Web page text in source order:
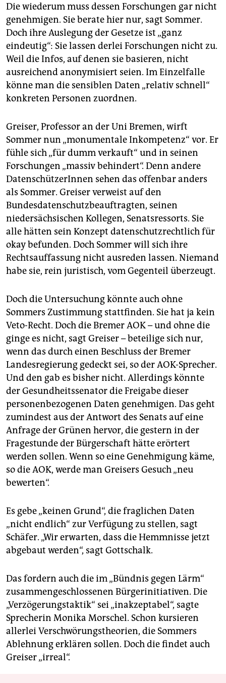
Die wiederum muss dessen Forschungen gar nicht
genehmigen. Sie berate hier nur, sagt Sommer.
Doch ihre Auslegung der Gesetze ist „ganz
eindeutig“: Sie lassen derlei Forschungen nicht zu.
Weil die Infos, auf denen sie basieren, nicht
ausreichend anonymisiert seien. Im Einzelfalle
könne man die sensiblen Daten „relativ schnell“
konkreten Personen zuordnen.
Greiser, Professor an der Uni Bremen, wirft
Sommer nun „monumentale Inkompetenz“ vor. Er
fühle sich „für dumm verkauft“ und in seinen
Forschungen „massiv behindert“. Denn andere
DatenschützerInnen sehen das offenbar anders
als Sommer. Greiser verweist auf den
Bundesdatenschutzbeauftragten, seinen
niedersächsischen Kollegen, Senatsressorts. Sie
alle hätten sein Konzept datenschutzrechtlich für
okay befunden. Doch Sommer will sich ihre
Rechtsauffassung nicht ausreden lassen. Niemand
habe sie, rein juristisch, vom Gegenteil überzeugt.
Doch die Untersuchung könnte auch ohne
Sommers Zustimmung stattfinden. Sie hat ja kein
Veto-Recht. Doch die Bremer AOK – und ohne die
ginge es nicht, sagt Greiser – beteilige sich nur,
wenn das durch einen Beschluss der Bremer
Landesregierung gedeckt sei, so der AOK-Sprecher.
Und den gab es bisher nicht. Allerdings könnte
der Gesundheitssenator die Freigabe dieser
personenbezogenen Daten genehmigen. Das geht
zumindest aus der Antwort des Senats auf eine
Anfrage der Grünen hervor, die gestern in der
Fragestunde der Bürgerschaft hätte erörtert
werden sollen. Wenn so eine Genehmigung käme,
so die AOK, werde man Greisers Gesuch „neu
bewerten“.
Es gebe „keinen Grund“, die fraglichen Daten
„nicht endlich“ zur Verfügung zu stellen, sagt
Schäfer. „Wir erwarten, dass die Hemmnisse jetzt
abgebaut werden“, sagt Gottschalk.
Das fordern auch die im „Bündnis gegen Lärm“
zusammengeschlossenen Bürgerinitiativen. Die
„Verzögerungstaktik“ sei „inakzeptabel“, sagte
Sprecherin Monika Morschel. Schon kursieren
allerlei Verschwörungstheorien, die Sommers
Ablehnung erklären sollen. Doch die findet auch
Greiser „irreal“.